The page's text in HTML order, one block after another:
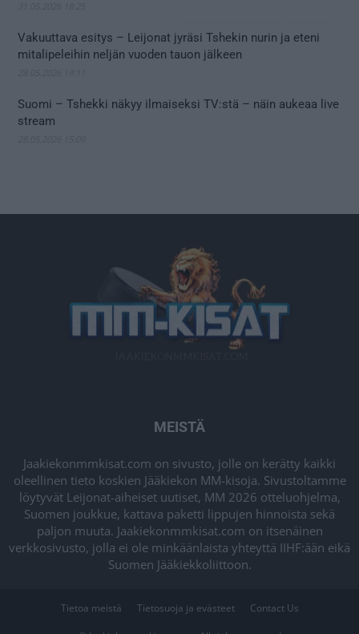
Vakuuttava esitys – Leijonat jyräsi Tshekin nurin ja eteni
mitalipeleihin neljän vuoden tauon jälkeen
Suomi – Tshekki näkyy ilmaiseksi TV:stä – näin aukeaa live
stream
MEISTÄ
Jaakiekonmmkisat.com on sivusto, jolle on kerätty kaikki
oleellinen tieto koskien Jääkiekon MM-kisoja. Sivustoltamme
löytyvät Leijonat-aiheiset uutiset, MM 2026 otteluohjelma,
Suomen joukkue, kattava paketti lippujen hinnoista sekä
paljon muuta. Jaakiekonmmkisat.com on itsenäinen
verkkosivusto, jolla ei ole minkäänlaista yhteyttä IIHF:ään eikä
Suomen Jääkiekkoliittoon.
Tietoa meistä Tietosuoja ja evästeet Contact Us